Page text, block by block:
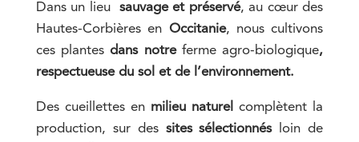
Dans un lieu sauvage et préservé, au cœur des
Hautes-Corbières en Occitanie, nouscultivons
ces plantesdans notre ferme agro-biologique,
respectueuse du sol et de l’environnement.
Des cueillettes en milieu naturel complètent la
production, sur des sites sélectionnésloin de